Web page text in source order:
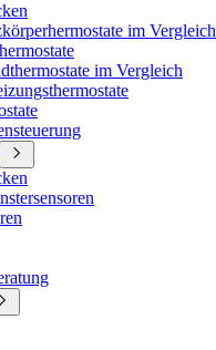
im Vergleich
im Vergleich